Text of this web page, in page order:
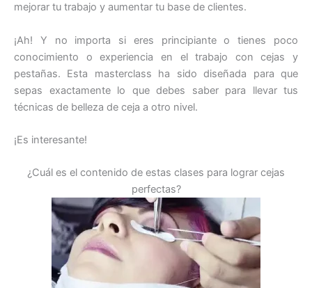
mejorar tu trabajo y aumentar tu base de clientes.
¡Ah! Y no importa si eres principiante o tienes poco
conocimiento o experiencia en el trabajo con cejas y
pestañas. Esta masterclass ha sido diseñada para que
sepas exactamente lo que debes saber para llevar tus
técnicas de belleza de ceja a otro nivel.
¡Es interesante!
¿Cuál es el contenido de estas clases para lograr cejas
perfectas?